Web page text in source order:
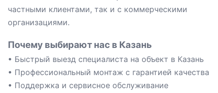
частными клиентами, так и с коммерческими
организациями.
Почему выбирают нас в Казань
• Быстрый выезд специалиста на объект в Казань
• Профессиональный монтаж с гарантией качества
• Поддержка и сервисное обслуживание